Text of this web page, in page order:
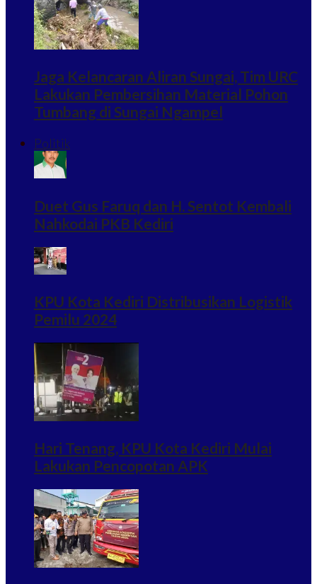
Jaga Kelancaran Aliran Sungai, Tim URC
Lakukan Pembersihan Material Pohon
Tumbang di Sungai Ngampel
Politik
Duet Gus Faruq dan H. Sentot Kembali
Nahkodai PKB Kediri
KPU Kota Kediri Distribusikan Logistik
Pemilu 2024
Hari Tenang, KPU Kota Kediri Mulai
Lakukan Pencopotan APK